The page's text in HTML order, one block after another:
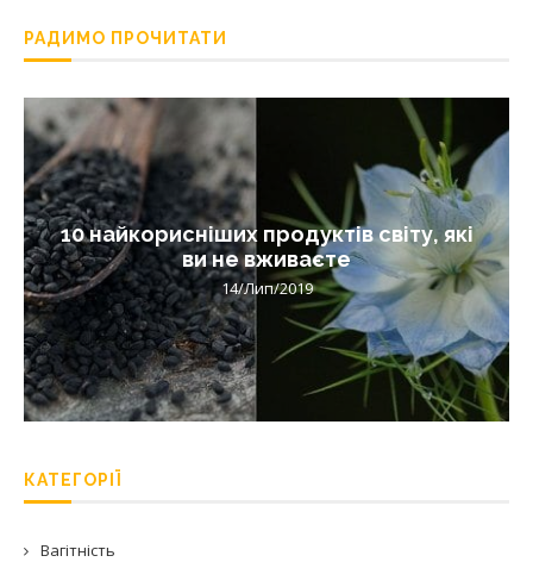
РАДИМО ПРОЧИТАТИ
10 найкорисніших продуктів світу, які
ви не вживаєте
14/Лип/2019
КАТЕГОРІЇ
Вагітність